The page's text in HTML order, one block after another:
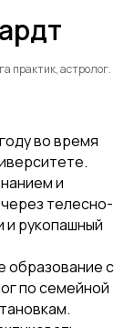
практик, астролог.
во время
и
телесно-
рукопашный
образование с
по семейной